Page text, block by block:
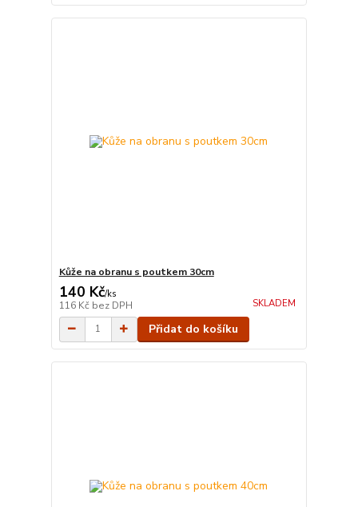
Kůže na obranu s poutkem 30cm
140 Kč/ks
116 Kč bez DPH SKLADEM
Přidat do košíku